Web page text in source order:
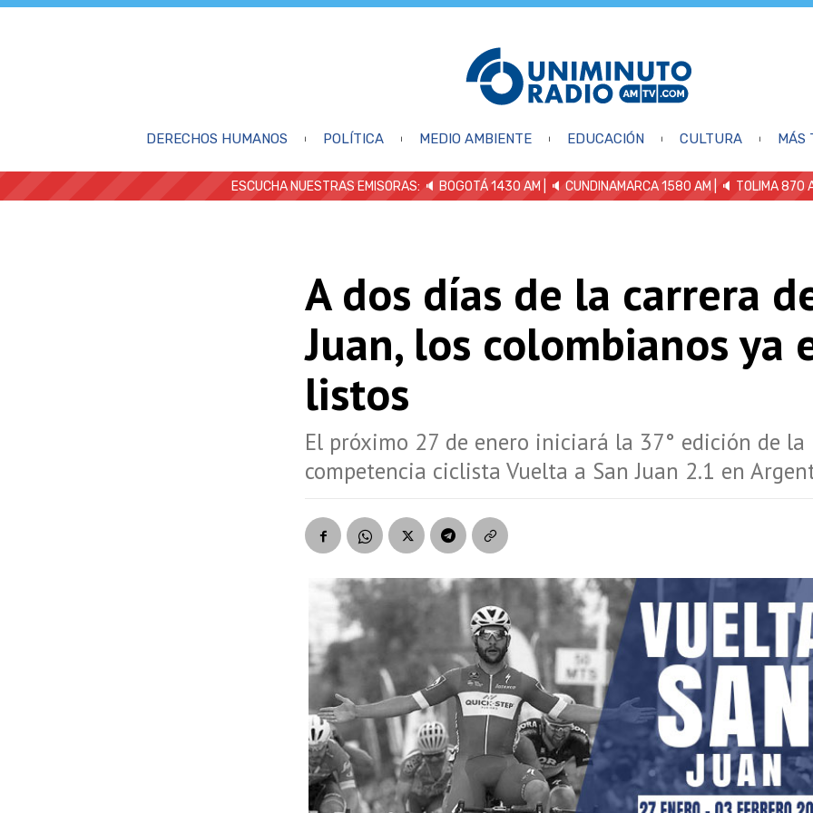
DERECHOS HUMANOS POLÍTICA MEDIO AMBIENTE EDUCACIÓN CULTURA MÁS
ESCUCHA NUESTRAS EMISORAS: 🔈 BOGOTÁ 1430 AM | 🔈 CUNDINAMARCA 1580 AM | 🔈 TOLIMA 870
A dos días de la carrera
Juan, los colombianos ya
listos
El próximo 27 de enero iniciará la 37° edición de la
competencia ciclista Vuelta a San Juan 2.1 en